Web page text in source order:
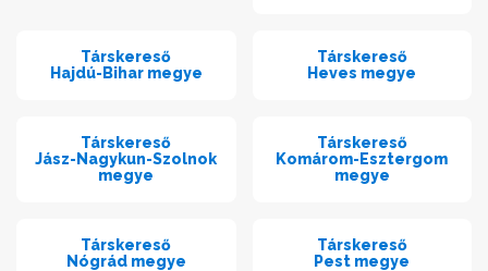
Társkereső
Hajdú-Bihar megye
Társkereső
Heves megye
Társkereső
Jász-Nagykun-Szolnok
megye
Társkereső
Komárom-Esztergom
megye
Társkereső
Nógrád megye
Társkereső
Pest megye